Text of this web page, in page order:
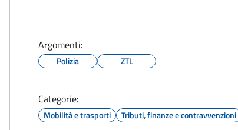
Argomenti:
Polizia ZTL
Categorie:
Mobilità e trasporti Tributi, finanze e contravvenzioni